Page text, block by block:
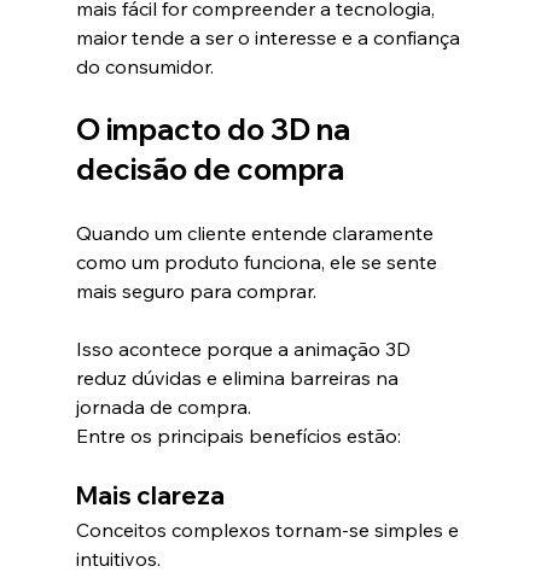
mais fácil for compreender a tecnologia,
maior tende a ser o interesse e a confiança
do consumidor.
O impacto do 3D na
decisão de compra
Quando um cliente entende claramente
como um produto funciona, ele se sente
mais seguro para comprar.
Isso acontece porque a animação 3D
reduz dúvidas e elimina barreiras na
jornada de compra.
Entre os principais benefícios estão:
Mais clareza
Conceitos complexos tornam-se simples e
intuitivos.